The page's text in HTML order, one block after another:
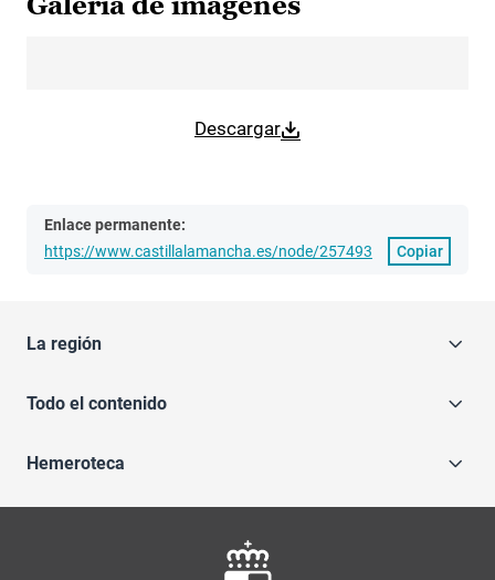
Descargar
Enlace permanente:
https://www.castillalamancha.es/node/257493
Copiar
La región
Todo el contenido
Hemeroteca